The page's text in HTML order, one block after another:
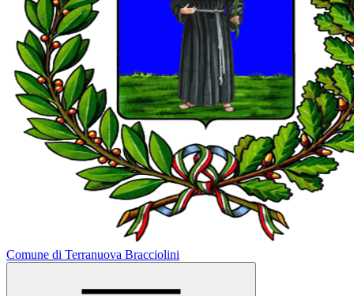
Comune di Terranuova Bracciolini